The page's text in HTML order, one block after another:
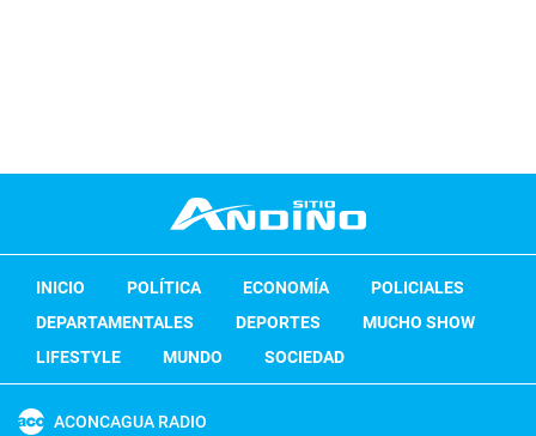
INICIO POLÍTICA ECONOMÍA
POLICIALES
DEPARTAMENTALES
DEPORTES
MUCHO SHOW
LIFESTYLE
MUNDO SOCIEDAD
ACONCAGUA RADIO